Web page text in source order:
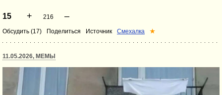
15 + 216 –
Обсудить (17) Поделиться Источник Смехалка ★
11.05.2026, МЕМЫ